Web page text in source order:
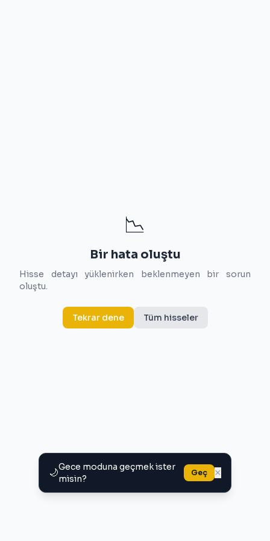
🌙Gece moduna geçmek ister
misin?
Geç ×
📉
Bir hata oluştu
Hisse detayı yüklenirken beklenmeyen bir sorun
oluştu.
Tekrar dene Tüm hisseler